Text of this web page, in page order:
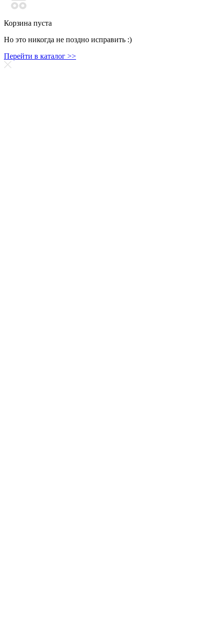
Корзина пуста
Но это никогда не поздно исправить :)
Перейти в каталог >>